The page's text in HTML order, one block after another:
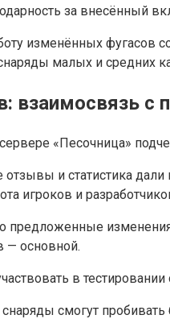
за внесённый
изменённых фугасов
малых и средних
взаимосвязь
«Песочница»
отзывы и статистика
игроков и
предложенные
— основной.
в
смогут